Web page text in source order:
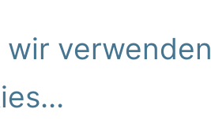
wir verwenden